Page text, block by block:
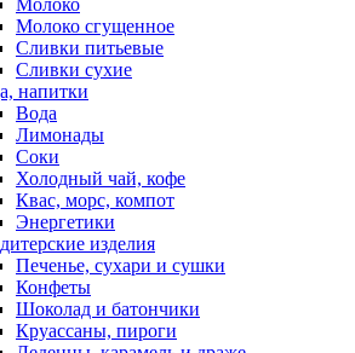
Молоко
Молоко сгущенное
Сливки питьевые
Сливки сухие
напитки
Вода
Лимонады
Соки
Холодный чай, кофе
Квас, морс, компот
Энергетики
изделия
Печенье, сухари и сушки
Конфеты
Шоколад и батончики
Круассаны, пироги